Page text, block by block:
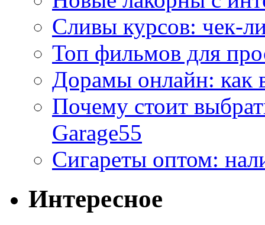
Сливы курсов: чек-
Топ фильмов для
Дорамы онлайн: как
Почему стоит
Garage55
Сигареты оптом:
Интересное